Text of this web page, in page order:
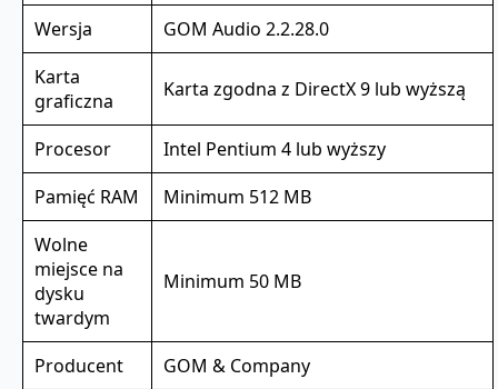
Wersja
GOM Audio 2.2.28.0
Karta
graficzna
Karta zgodna z DirectX 9 lub wyższą
Procesor
Intel Pentium 4 lub wyższy
Pamięć RAM
Minimum 512 MB
Wolne
miejsce na
dysku
twardym
Minimum 50 MB
Producent GOM & Company